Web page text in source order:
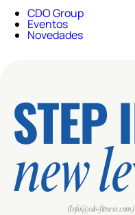
CDO Group
Eventos
Novedades
STEP
new
(Info@cdo-fitness.com)